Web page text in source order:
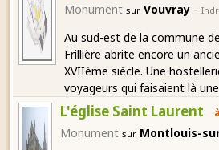
Monument sur Vouvray -
Au sud-est de la commune
Frillière abrite encore un
XVIIème siècle. Une
voyageurs qui faisaient là
L'église Saint Laurent
Monument sur Montlouis-